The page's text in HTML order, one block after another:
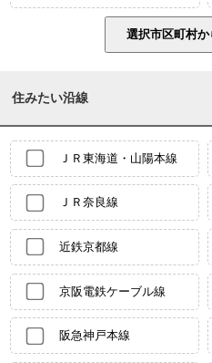
住みたい沿線
ＪＲ東海道・山陽本線
ＪＲ奈良線
近鉄京都線
京阪電鉄ケーブル線
阪急神戸本線